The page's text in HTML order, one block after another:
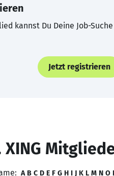
kannst Du Deine Job-
Jetzt registrieren
XING
A B C D E F G H I J K L M N O